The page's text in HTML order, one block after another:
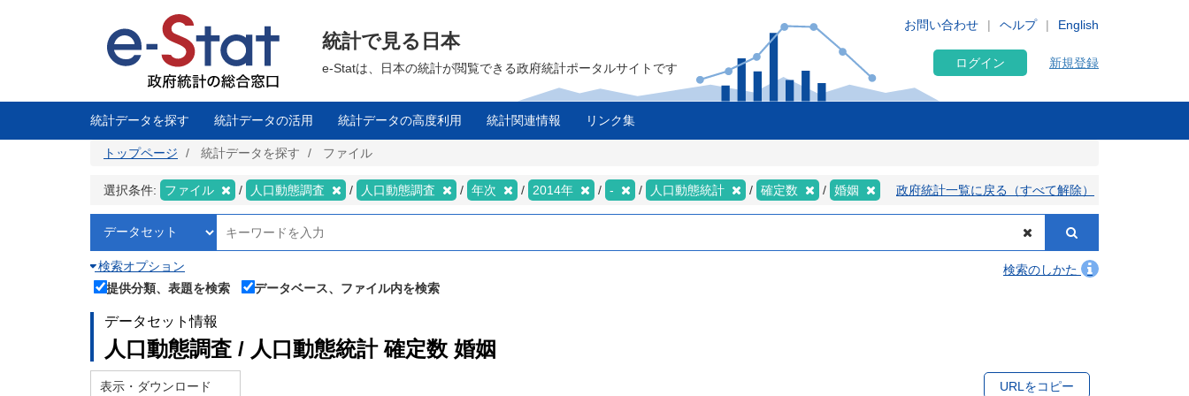
に
English
お問い合わせ ヘルプ
統計で見る日本
e-Statは、日本の統計が閲覧できる政府統計ポータルサイトです ログイン 新規登録
統計データを探す 統計データの活用 統計データの高度利用 統計関連情報 リンク集
トップページ 統計データを探す ファイル
選択条件: ファイル 人口動態調査 人口動態調査 年次 2014年 - 人口動態統計 確定数 婚姻 政府統計一覧に戻る（すべて解除）
検索オプション
検索のしかた
提供分類、表題を検索
データベース、ファイル内を検索
データセット情報
人口動態調査 / 人口動態統計 確定数 婚姻
表示・ダウンロード URLをコピー